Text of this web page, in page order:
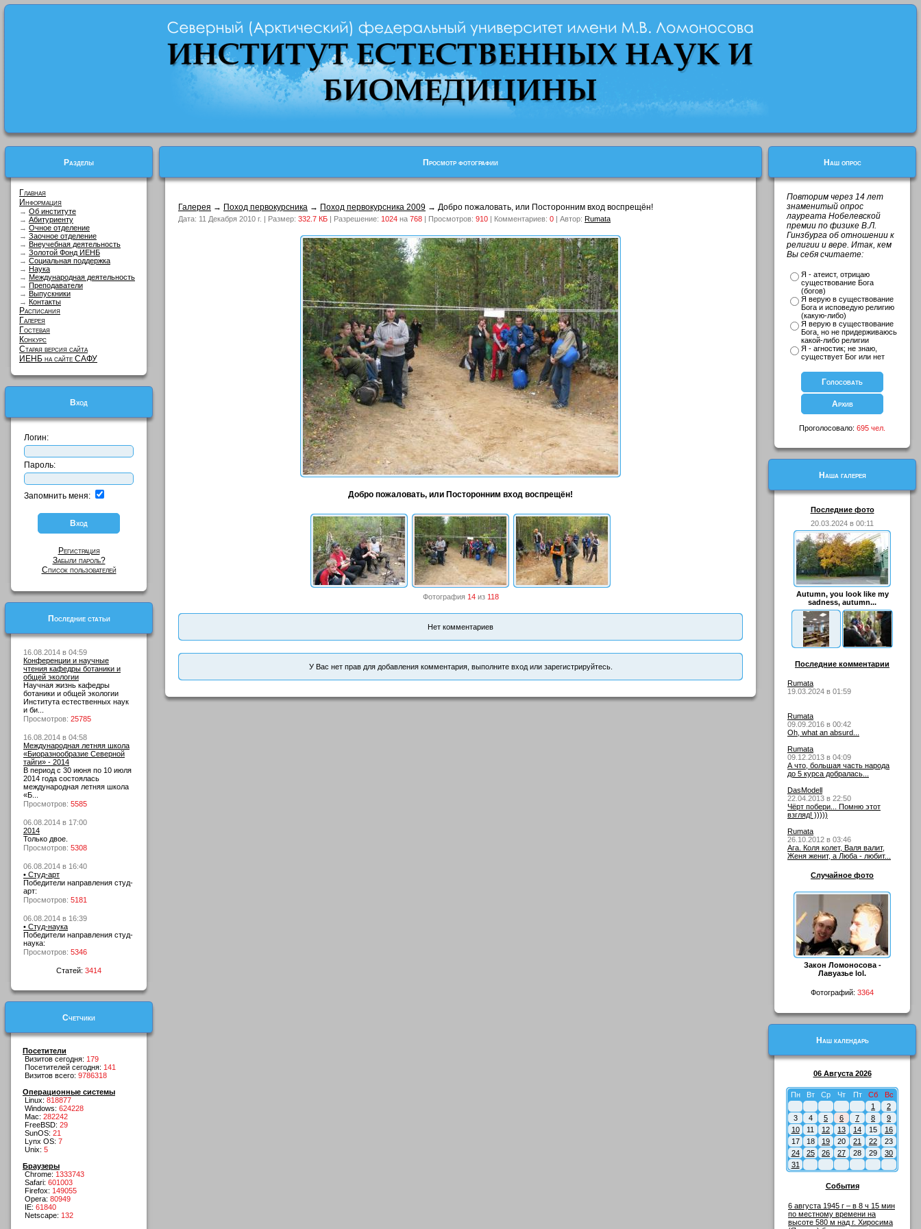
Разделы
Главная
Информация
→ Об институте
→ Абитуриенту
→ Очное отделение
→ Заочное отделение
→ Внеучебная деятельность
→ Золотой Фонд ИЕНБ
→ Социальная поддержка
→ Наука
→ Международная деятельность
→ Преподаватели
→ Выпускники
→ Контакты
Расписания
Галерея
Гостевая
Конкурс
Старая версия сайта
ИЕНБ на сайте САФУ
Вход
Логин:
Пароль:
Запомнить меня:
Регистрация
Забыли пароль?
Список пользователей
Последние статьи
16.08.2014 в 04:59
Конференции и научные
чтения кафедры ботаники и
общей экологии
Научная жизнь кафедры
ботаники и общей экологии
Института естественных наук
и би...
Просмотров: 25785
16.08.2014 в 04:58
Международная летняя школа
«Биоразнообразие Северной
тайги» - 2014
В период с 30 июня по 10 июля
2014 года состоялась
международная летняя школа
«Б...
Просмотров: 5585
06.08.2014 в 17:00
2014
Только двое.
Просмотров: 5308
06.08.2014 в 16:40
• Студ-арт
Победители направления студ-
арт:
Просмотров: 5181
06.08.2014 в 16:39
• Студ-наука
Победители направления студ-
наука:
Просмотров: 5346
Статей: 3414
Счетчики
Посетители
Визитов сегодня: 179
Посетителей сегодня: 141
Визитов всего: 9786318
Операционные системы
Linux: 818877
Windows: 624228
Mac: 282242
FreeBSD: 29
SunOS: 21
Lynx OS: 7
Unix: 5
Браузеры
Chrome: 1333743
Safari: 601003
Firefox: 149055
Opera: 80949
IE: 61840
Netscape: 132
Просмотр фотографии
Галерея → Поход первокурсника → Поход первокурсника 2009 → Добро пожаловать, или Посторонним вход воспрещён!
Дата: 11 Декабря 2010 г. | Размер: 332.7 КБ | Разрешение: 1024 на 768 | Просмотров: 910 | Комментариев: 0 | Автор: Rumata
Добро пожаловать, или Посторонним вход воспрещён!
Фотография 14из 118
Нет комментариев
У Вас нет прав для добавления комментария, выполните вход или зарегистрируйтесь.
Наш опрос
Повторим через 14 лет
знаменитый опрос
лауреата Нобелевской
премии по физике В.Л.
Гинзбурга об отношении к
религии и вере. Итак, кем
Вы себя считаете:
Я - атеист, отрицаю
существование Бога
(богов)
Я верую в существование
Бога и исповедую религию
(какую-либо)
Я верую в существование
Бога, но не придерживаюсь
какой-либо религии
Я - агностик; не знаю,
существует Бог или нет
Проголосовало: 695 чел.
Наша галерея
Последние фото
20.03.2024 в 00:11
Autumn, you look like my
sadness, autumn...
Последние комментарии
Rumata
19.03.2024 в 01:59
Rumata
09.09.2016 в 00:42
Oh, what an absurd...
Rumata
09.12.2013 в 04:09
А что, большая часть народа
до 5 курса добралась...
DasModell
22.04.2013 в 22:50
Чёрт побери... Помню этот
взгляд! )))))
Rumata
26.10.2012 в 03:46
Ага. Коля колет, Валя валит,
Женя женит, а Люба - любит...
Случайное фото
Закон Ломоносова -
Лавуазье lol.
Фотографий: 3364
Наш календарь
06 Августа 2026
Пн Вт Ср Чт Пт Сб
Вс
1
2
3
4 5 6 7 8
9
10
11 12 13 14 15
16
17
18 19 20 21 22
23
24
25 26 27 28 29
30
31
События
6 августа 1945 г – в 8 ч 15 мин
по местному времени на
высоте 580 м над г. Хиросима